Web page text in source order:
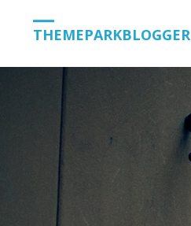
THEMEPARKBLOGGER